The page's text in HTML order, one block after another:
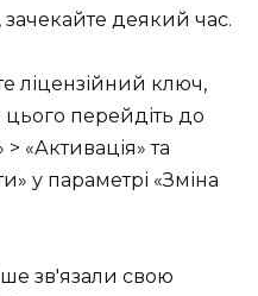
деякий час.
ліцензійний ключ,
цього перейдіть до
«Активація» та
у параметрі «Зміна
зв'язали свою